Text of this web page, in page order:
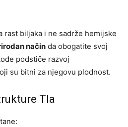
rast biljaka i ne sadrže hemijske
način da obogatite svoj
podstiče razvoj
su bitni za njegovu plodnost.
Tla